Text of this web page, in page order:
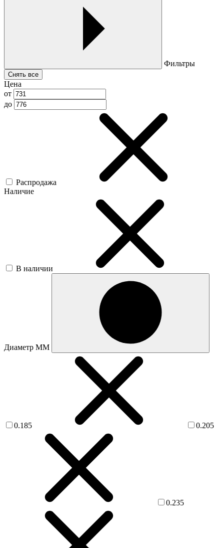
Фильтры
Снять все
Цена
от
до
Распродажа
Наличие
В наличии
Диаметр ММ
0.185 0.205
0.235